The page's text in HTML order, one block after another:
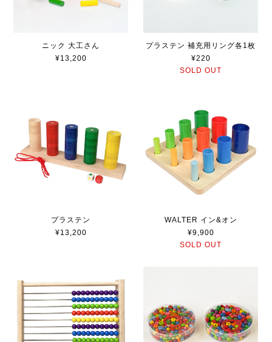
ニック 大工さん
¥13,200
プラステン 補充用リング各1枚
¥220
SOLD OUT
プラステン
¥13,200
WALTER イン&オン
¥9,900
SOLD OUT